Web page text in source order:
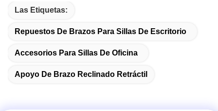
Las Etiquetas:
Repuestos De Brazos Para Sillas De Escritorio
Accesorios Para Sillas De Oficina
Apoyo De Brazo Reclinado Retráctil